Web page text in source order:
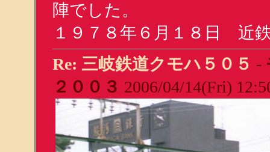
陣でした。
１９７８年６月１８日 近
Re: 三岐鉄道クモハ５０５ -
２００３ 2006/04/14(Fri)